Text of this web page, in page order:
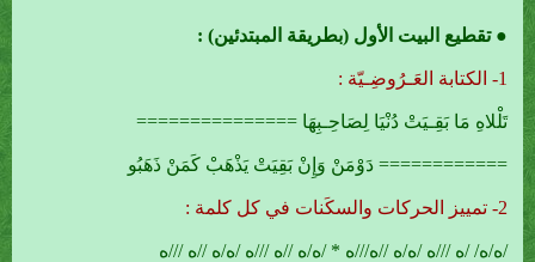
● تقطيع البيت الأول (بطريقة المبتدئين) :
1- الكتابة العَـرُوضِـيّة :
تَلْلاهِ مَا بَقِـيَتْ دُنْيَا لِصَاحِـبِهَا ===============
============ دَوْمَنْ وَإِنْ بَقِيَتْ يَذْهَبْ كَمَنْ ذَهَبُو
2- تمييز الحركات والسكَنات في كل كلمة :
/ه/ه/ /ه ///ه /ه/ه //ه///ه * /ه/ه //ه ///ه /ه/ه //ه ///ه